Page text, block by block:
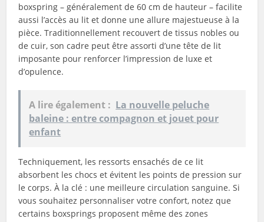
boxspring – généralement de 60 cm de hauteur – facilite
aussi l’accès au lit et donne une allure majestueuse à la
pièce. Traditionnellement recouvert de tissus nobles ou
de cuir, son cadre peut être assorti d’une tête de lit
imposante pour renforcer l’impression de luxe et
d’opulence.
A lire également : La nouvelle peluche
baleine : entre compagnon et jouet pour
enfant
Techniquement, les ressorts ensachés de ce lit
absorbent les chocs et évitent les points de pression sur
le corps. À la clé : une meilleure circulation sanguine. Si
vous souhaitez personnaliser votre confort, notez que
certains boxsprings proposent même des zones